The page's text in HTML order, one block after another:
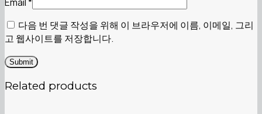
Email*
다음 번 댓글 작성을 위해 이 브라우저에 이름, 이메일, 그리
고 웹사이트를 저장합니다.
Related products